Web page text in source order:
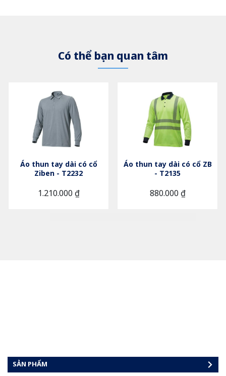
Có thể bạn quan tâm
Áo thun tay dài có cổ
Ziben - T2232
1.210.000 ₫
Áo thun tay dài có cổ ZB
- T2135
880.000 ₫
SẢN PHẨM